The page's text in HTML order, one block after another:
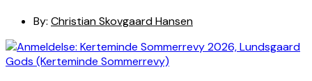
By: Christian Skovgaard Hansen